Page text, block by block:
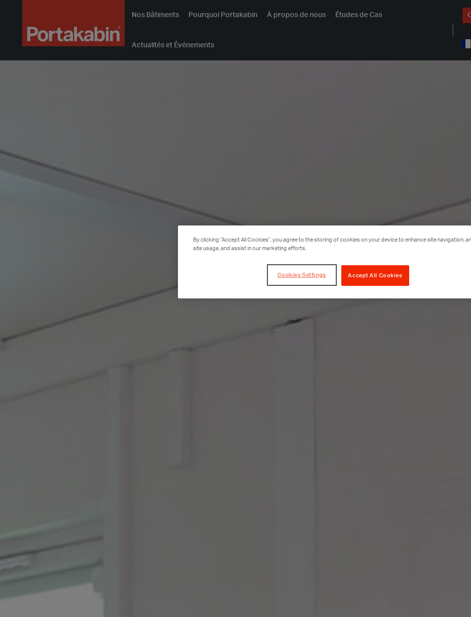
bâtiments
Nos Bâtiments Pourquoi Portakabin À propos de nous Études de Cas
Actualités et Événements
By clicking “Accept All Cookies”, you agree to the storing of cookies on your device to enhance site navigation,
site usage, and assist in our marketing efforts.
Accept All Cookies
Cookies Settings